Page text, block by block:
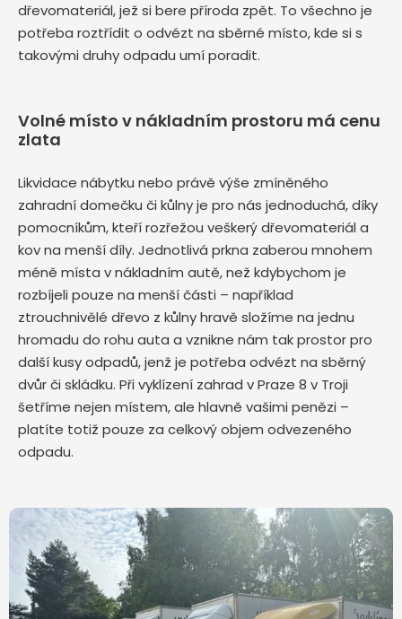
dřevomateriál, jež si bere příroda zpět. To všechno je
potřeba roztřídit o odvézt na sběrné místo, kde si s
takovými druhy odpadu umí poradit.
Volné místo v nákladním prostoru má cenu
zlata
Likvidace nábytku nebo právě výše zmíněného
zahradní domečku či kůlny je pro nás jednoduchá, díky
pomocníkům, kteří rozřežou veškerý dřevomateriál a
kov na menší díly. Jednotlivá prkna zaberou mnohem
méně místa v nákladním autě, než kdybychom je
rozbíjeli pouze na menší části – například
ztrouchnivělé dřevo z kůlny hravě složíme na jednu
hromadu do rohu auta a vznikne nám tak prostor pro
další kusy odpadů, jenž je potřeba odvézt na sběrný
dvůr či skládku. Při vyklízení zahrad v Praze 8 v Troji
šetříme nejen místem, ale hlavně vašimi penězi –
platíte totiž pouze za celkový objem odvezeného
odpadu.